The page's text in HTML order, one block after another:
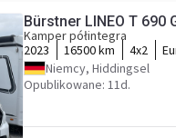
Bürstner LINEO T 690
Kamper półintegra
2023
16500 km 4x2
Niemcy, Hiddingsel
Opublikowane: 11d.